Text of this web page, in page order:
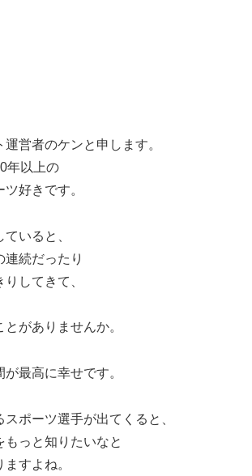
営者のケンと申します。
年以上の
好きです。
いると、
続だったり
してきて、
がありませんか。
最高に幸せです。
ポーツ選手が出てくると、
もっと知りたいなと
すよね。